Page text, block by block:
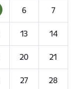
6 7
13 14
20 21
27 28